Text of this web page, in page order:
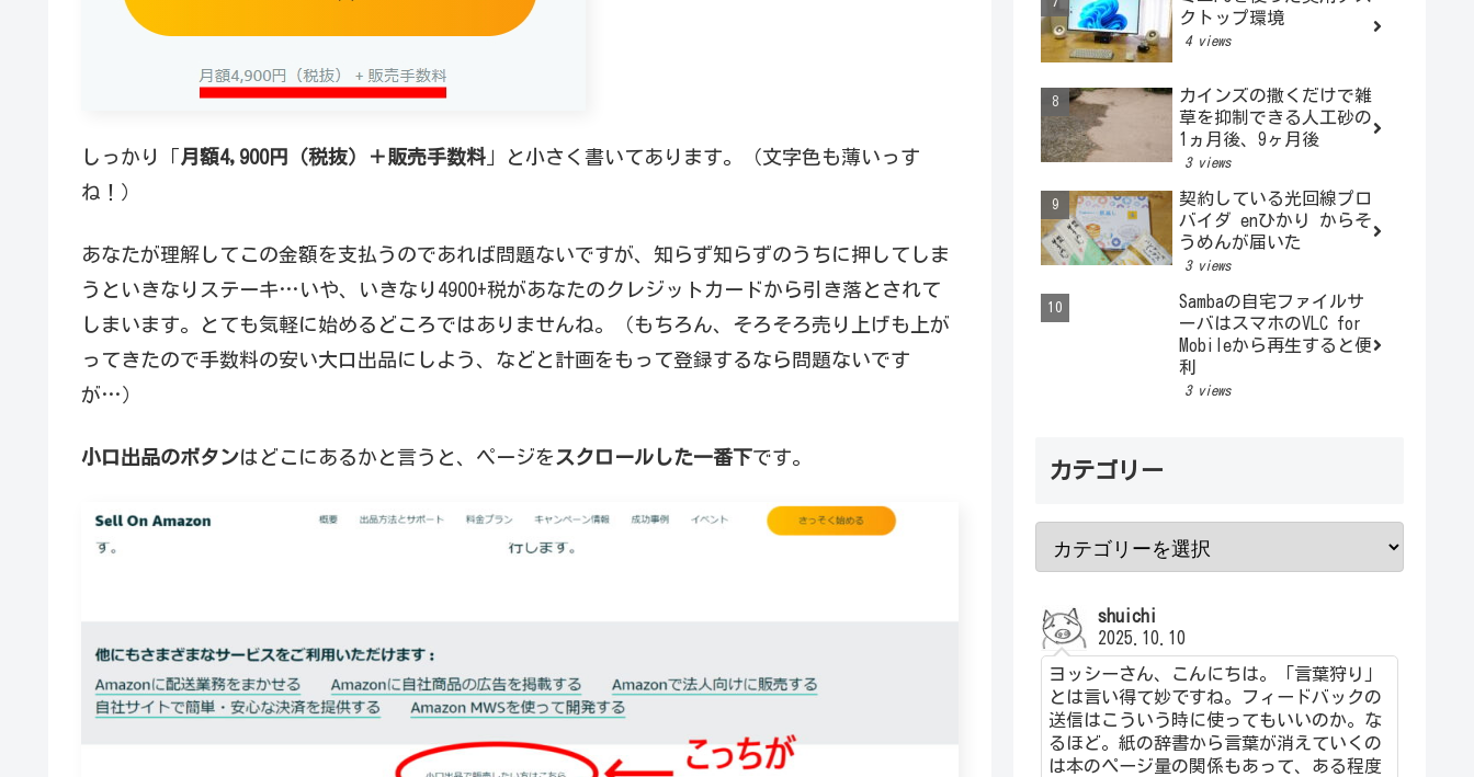
しっかり「月額4,900円（税抜）＋販売手数料 」と小さく書いてあります。（文字色も薄いっす
ね！）
あなたが理解してこの金額を支払うのであれば問題ないですが、知らず知らずのうちに押してしま
うといきなりステーキ…いや、いきなり4900+税があなたのクレジットカードから引き落とされて
しまいます。とても気軽に始めるどころではありませんね。（もちろん、そろそろ売り上げも上が
ってきたので手数料の安い大口出品にしよう、などと計画をもって登録するなら問題ないです
が…）
小口出品のボタンはどこにあるかと言うと、ページを スクロールした一番下です。
クトップ環境
4 views
カインズの撒くだけで雑
草を抑制できる人工砂の
1ヵ月後、9ヶ月後
3 views
契約している光回線プロ
バイダ enひかり からそ
うめんが届いた
3 views
Sambaの自宅ファイルサ
ーバはスマホのVLC for
Mobileから再生すると便
利
3 views
カテゴリー
shuichi
2025.10.10
ヨッシーさん、こんにちは。「言葉狩り」
とは言い得て妙ですね。フィードバックの
送信はこういう時に使ってもいいのか。な
るほど。紙の辞書から言葉が消えていくの
は本のページ量の関係もあって、ある程度